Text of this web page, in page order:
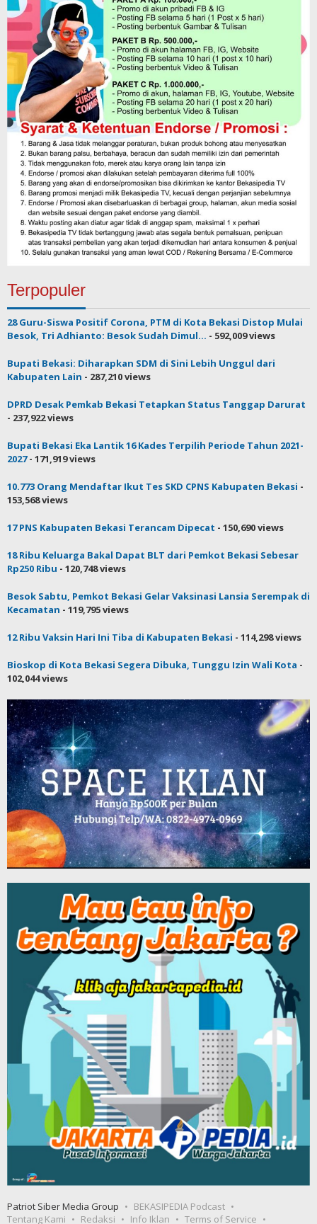
Terpopuler
28 Guru-Siswa Positif Corona, PTM di Kota Bekasi Distop Mulai
Besok, Tri Adhianto: Besok Sudah Dimul... - 592,009 views
Bupati Bekasi: Diharapkan SDM di Sini Lebih Unggul dari
Kabupaten Lain - 287,210 views
DPRD Desak Pemkab Bekasi Tetapkan Status Tanggap Darurat
- 237,922 views
Bupati Bekasi Eka Lantik 16 Kades Terpilih Periode Tahun 2021-
2027- 171,919 views
10.773 Orang Mendaftar Ikut Tes SKD CPNS Kabupaten Bekasi -
153,568 views
17 PNS Kabupaten Bekasi Terancam Dipecat - 150,690 views
18 Ribu Keluarga Bakal Dapat BLT dari Pemkot Bekasi Sebesar
Rp250 Ribu - 120,748 views
Besok Sabtu, Pemkot Bekasi Gelar Vaksinasi Lansia Serempak di
Kecamatan - 119,795 views
12 Ribu Vaksin Hari Ini Tiba di Kabupaten Bekasi - 114,298 views
Bioskop di Kota Bekasi Segera Dibuka, Tunggu Izin Wali Kota -
102,044 views
Patriot Siber Media Group
BEKASIPEDIA Podcast
Tentang Kami
Redaksi Info Iklan Terms of Service